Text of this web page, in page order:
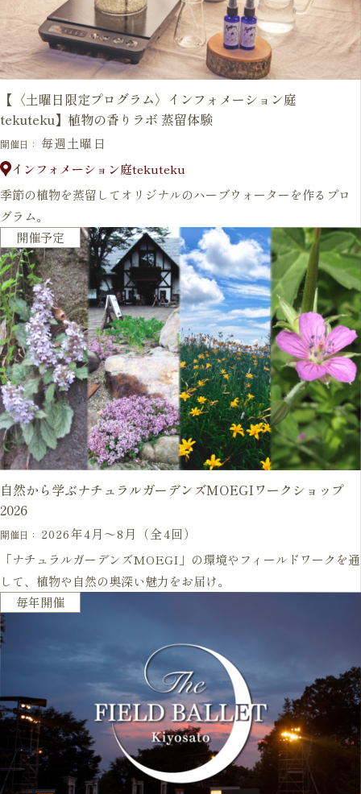
【〈土曜日限定プログラム〉インフォメーション庭
tekuteku】植物の香りラボ 蒸留体験
開催日： 毎週土曜日
インフォメーション庭tekuteku
季節の植物を蒸留してオリジナルのハーブウォーターを作るプロ
グラム。
開催予定
自然から学ぶナチュラルガーデンズMOEGIワークショップ
2026
開催日： 2026年4月〜8月（全4回）
「ナチュラルガーデンズMOEGI」の環境やフィールドワークを通
して、植物や自然の奥深い魅力をお届け。
開催予定
毎年開催